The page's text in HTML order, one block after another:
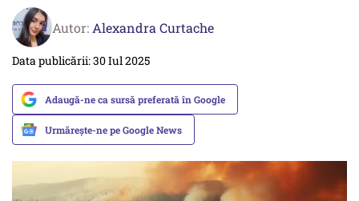
Autor: Alexandra Curtache
Data publicării: 30 Iul 2025
Adaugă-ne ca sursă preferată în Google
Urmărește-ne pe Google News